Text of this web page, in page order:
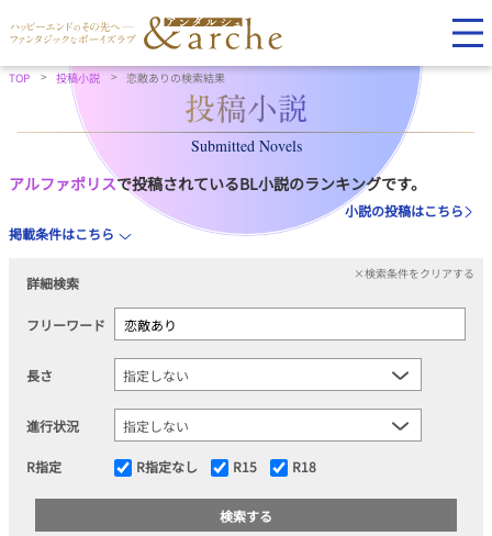
TOP 投稿小説 恋敵ありの検索結果
Submitted Novels
アルファポリスで投稿されているBL小説のランキングです。
小説の投稿はこちら
掲載条件はこちら
詳細検索
×検索条件をクリアする
フリーワード
長さ
進行状況
R指定 R指定なし R15 R18